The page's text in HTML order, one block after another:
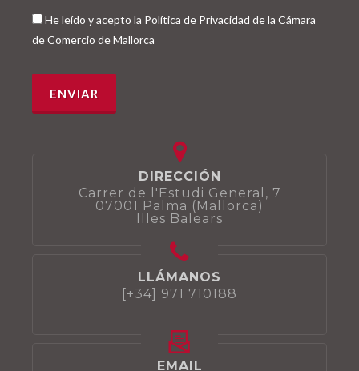
He leído y acepto la Política de Privacidad de la Cámara
de Comercio de Mallorca
DIRECCIÓN
Carrer de l'Estudi General, 7
07001 Palma (Mallorca)
Illes Balears
LLÁMANOS
[+34] 971 710188
EMAIL